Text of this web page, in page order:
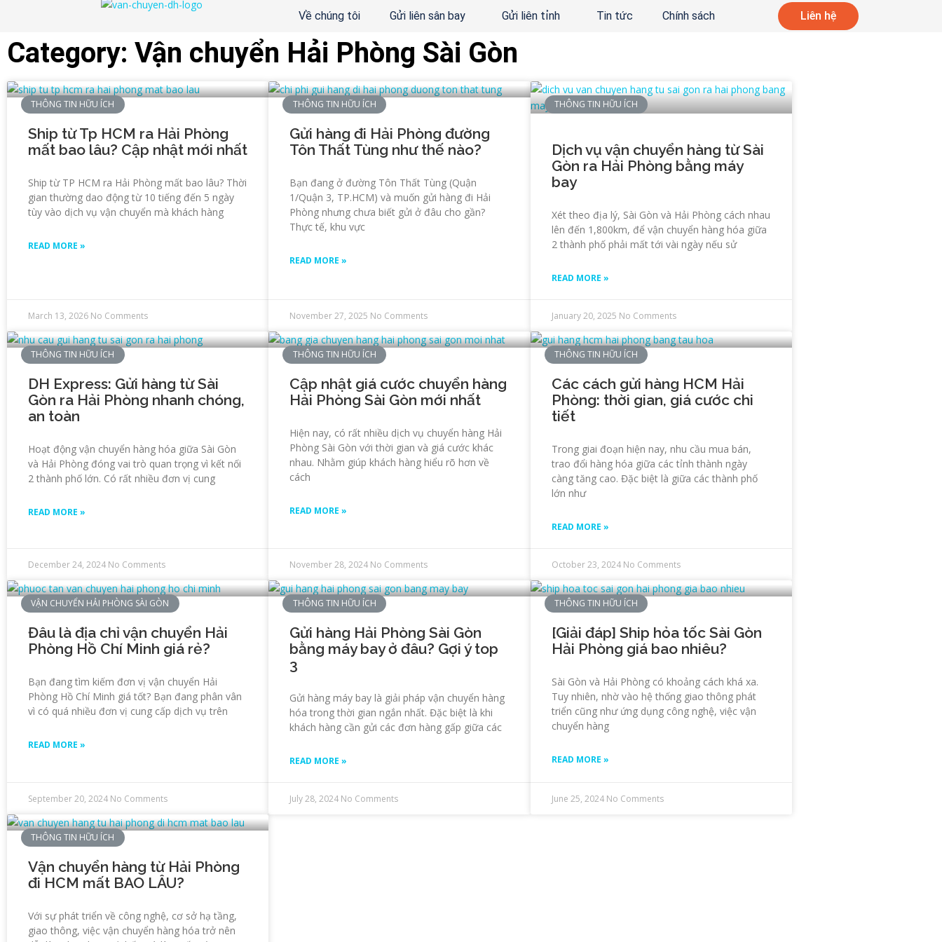
Về chúng tôi Gửi liên sân bay Gửi liên tỉnh Tin tức Chính sách Liên hệ
Category: Vận chuyển Hải Phòng Sài Gòn
THÔNG TIN HỮU ÍCH
Ship từ Tp HCM ra Hải Phòng
mất bao lâu? Cập nhật mới nhất
Ship từ TP HCM ra Hải Phòng mất bao lâu? Thời
gian thường dao động từ 10 tiếng đến 5 ngày
tùy vào dịch vụ vận chuyển mà khách hàng
READ MORE »
March 13, 2026 No Comments
THÔNG TIN HỮU ÍCH
Gửi hàng đi Hải Phòng đường
Tôn Thất Tùng như thế nào?
Bạn đang ở đường Tôn Thất Tùng (Quận
1/Quận 3, TP.HCM) và muốn gửi hàng đi Hải
Phòng nhưng chưa biết gửi ở đâu cho gần?
Thực tế, khu vực
READ MORE »
November 27, 2025 No Comments
THÔNG TIN HỮU ÍCH
Dịch vụ vận chuyển hàng từ Sài
Gòn ra Hải Phòng bằng máy
bay
Xét theo địa lý, Sài Gòn và Hải Phòng cách nhau
lên đến 1,800km, để vận chuyển hàng hóa giữa
2 thành phố phải mất tới vài ngày nếu sử
READ MORE »
January 20, 2025 No Comments
THÔNG TIN HỮU ÍCH
DH Express: Gửi hàng từ Sài
Gòn ra Hải Phòng nhanh chóng,
an toàn
Hoạt động vận chuyển hàng hóa giữa Sài Gòn
và Hải Phòng đóng vai trò quan trọng vì kết nối
2 thành phố lớn. Có rất nhiều đơn vị cung
READ MORE »
December 24, 2024 No Comments
THÔNG TIN HỮU ÍCH
Cập nhật giá cước chuyển hàng
Hải Phòng Sài Gòn mới nhất
Hiện nay, có rất nhiều dịch vụ chuyển hàng Hải
Phòng Sài Gòn với thời gian và giá cước khác
nhau. Nhằm giúp khách hàng hiểu rõ hơn về
cách
READ MORE »
November 28, 2024 No Comments
THÔNG TIN HỮU ÍCH
Các cách gửi hàng HCM Hải
Phòng: thời gian, giá cước chi
tiết
Trong giai đoạn hiện nay, nhu cầu mua bán,
trao đổi hàng hóa giữa các tỉnh thành ngày
càng tăng cao. Đặc biệt là giữa các thành phố
lớn như
READ MORE »
October 23, 2024 No Comments
VẬN CHUYỂN HẢI PHÒNG SÀI GÒN
Đâu là địa chỉ vận chuyển Hải
Phòng Hồ Chí Minh giá rẻ?
Bạn đang tìm kiếm đơn vị vận chuyển Hải
Phòng Hồ Chí Minh giá tốt? Bạn đang phân vân
vì có quá nhiều đơn vị cung cấp dịch vụ trên
READ MORE »
September 20, 2024 No Comments
THÔNG TIN HỮU ÍCH
Gửi hàng Hải Phòng Sài Gòn
bằng máy bay ở đâu? Gợi ý top
3
Gửi hàng máy bay là giải pháp vận chuyển hàng
hóa trong thời gian ngắn nhất. Đặc biệt là khi
khách hàng cần gửi các đơn hàng gấp giữa các
READ MORE »
July 28, 2024 No Comments
THÔNG TIN HỮU ÍCH
[Giải đáp] Ship hỏa tốc Sài Gòn
Hải Phòng giá bao nhiêu?
Sài Gòn và Hải Phòng có khoảng cách khá xa.
Tuy nhiên, nhờ vào hệ thống giao thông phát
triển cũng như ứng dụng công nghệ, việc vận
chuyển hàng
READ MORE »
June 25, 2024 No Comments
THÔNG TIN HỮU ÍCH
Vận chuyển hàng từ Hải Phòng
đi HCM mất BAO LÂU?
Với sự phát triển về công nghệ, cơ sở hạ tầng,
giao thông, việc vận chuyển hàng hóa trở nên